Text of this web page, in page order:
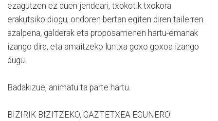
ezagutzen ez duen jendeari, txokotik txokora
erakutsiko diogu, ondoren bertan egiten diren tailerren
azalpena, galderak eta proposamenen hartu-emanak
izango dira, eta amaitzeko luntxa goxo goxoa izango
dugu.
Badakizue, animatu ta parte hartu.
BIZIRIK BIZITZEKO, GAZTETXEA EGUNERO